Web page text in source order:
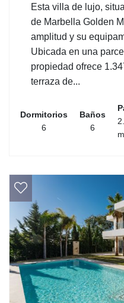
Esta villa de lujo,
de Marbella Golden
amplitud y su
Ubicada en una
propiedad ofrece
terraza de...
Dormitorios
6
Baños
6